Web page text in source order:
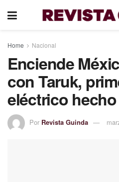
Home Nacional
Enciende
con Taruk,
eléctrico
Por Revista Guinda